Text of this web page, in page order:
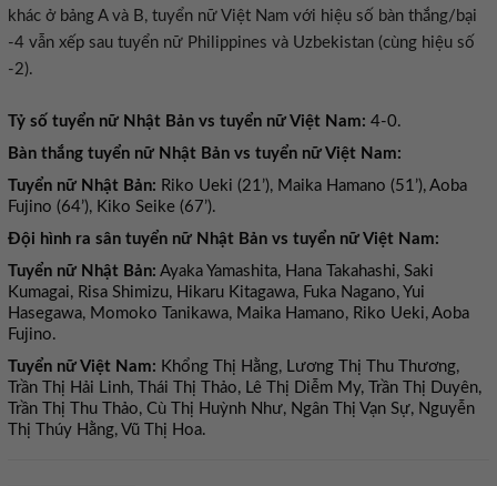
khác ở bảng A và B, tuyển nữ Việt Nam với hiệu số bàn thắng/bại
-4 vẫn xếp sau tuyển nữ Philippines và Uzbekistan (cùng hiệu số
-2).
Tỷ số tuyển nữ Nhật Bản vs tuyển nữ Việt Nam: 4-0.
Bàn thắng tuyển nữ Nhật Bản vs tuyển nữ Việt Nam:
Tuyển nữ Nhật Bản: Riko Ueki (21’), Maika Hamano (51’), Aoba
Fujino (64’), Kiko Seike (67’).
Đội hình ra sân tuyển nữ Nhật Bản vs tuyển nữ Việt Nam:
Tuyển nữ Nhật Bản: Ayaka Yamashita, Hana Takahashi, Saki
Kumagai, Risa Shimizu, Hikaru Kitagawa, Fuka Nagano, Yui
Hasegawa, Momoko Tanikawa, Maika Hamano, Riko Ueki, Aoba
Fujino.
Tuyển nữ Việt Nam: Khổng Thị Hằng, Lương Thị Thu Thương,
Trần Thị Hải Linh, Thái Thị Thảo, Lê Thị Diễm My, Trần Thị Duyên,
Trần Thị Thu Thảo, Cù Thị Huỳnh Như, Ngân Thị Vạn Sự, Nguyễn
Thị Thúy Hằng, Vũ Thị Hoa.